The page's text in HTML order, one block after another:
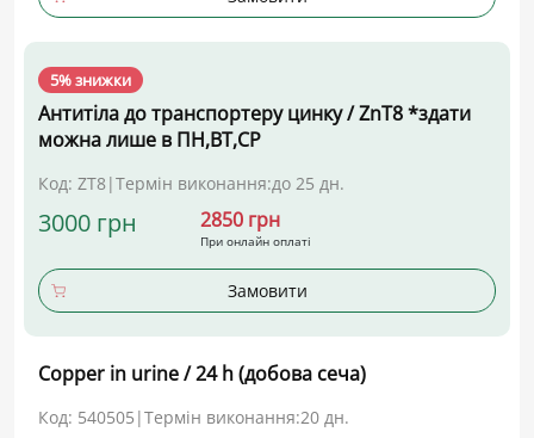
5% знижки
Антитіла до транспортеру цинку / ZnT8 *здати
можна лише в ПН,ВТ,СР
Код: ZT8|Термін виконання:до 25 дн.
3000 грн 2850 грн
При онлайн оплаті
Замовити
Copper in urine / 24 h (добова сеча)
Код: 540505 |Термін виконання:20 дн.